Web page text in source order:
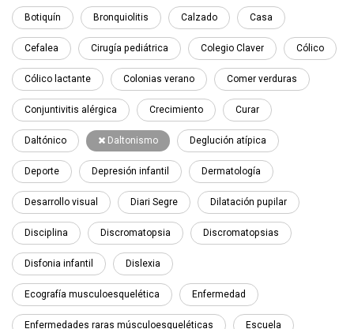
Botiquín Bronquiolitis Calzado Casa
Cefalea Cirugía pediátrica Colegio Claver Cólico
Cólico lactante Colonias verano Comer verduras
Conjuntivitis alérgica Crecimiento Curar
Daltónico Daltonismo Deglución atípica
Deporte Depresión infantil Dermatología
Desarrollo visual Diari Segre Dilatación pupilar
Disciplina Discromatopsia Discromatopsias
Disfonia infantil Dislexia
Ecografía musculoesquelética Enfermedad
Enfermedades raras músculoesqueléticas Escuela